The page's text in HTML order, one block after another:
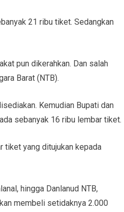
21 ribu tiket. Sedangkan
pun dikerahkan. Dan salah
Barat (NTB).
Kemudian Bupati dan
sebanyak 16 ribu lembar tiket.
tiket yang ditujukan kepada
hingga Danlanud NTB,
membeli setidaknya 2.000